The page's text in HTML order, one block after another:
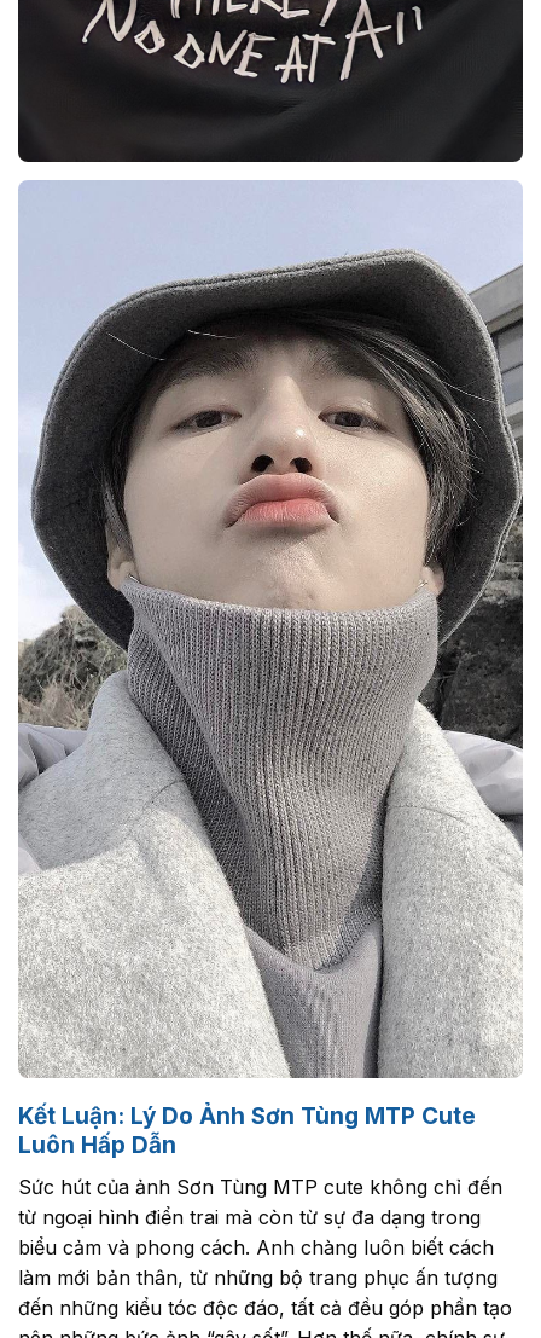
Kết Luận: Lý Do Ảnh Sơn Tùng MTP Cute
Luôn Hấp Dẫn
Sức hút của ảnh Sơn Tùng MTP cute không chỉ đến
từ ngoại hình điển trai mà còn từ sự đa dạng trong
biểu cảm và phong cách. Anh chàng luôn biết cách
làm mới bản thân, từ những bộ trang phục ấn tượng
đến những kiểu tóc độc đáo, tất cả đều góp phần tạo